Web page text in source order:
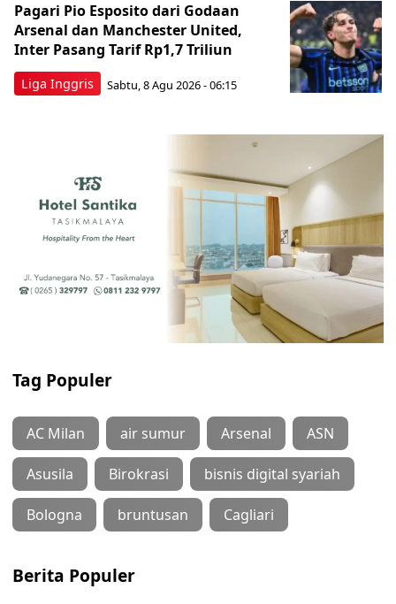
Liga Inggris
Pagari Pio Esposito dari Godaan
Arsenal dan Manchester United,
Inter Pasang Tarif Rp1,7 Triliun
Sabtu, 8 Agu 2026 - 06:15
Tag Populer
AC Milan air sumur Arsenal ASN
Asusila Birokrasi bisnis digital syariah
Bologna bruntusan Cagliari
Berita Populer